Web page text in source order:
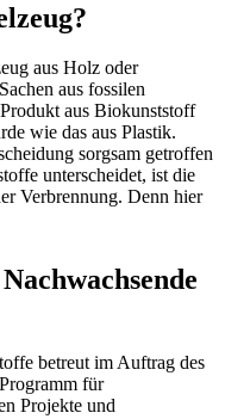
aus Holz oder
aus fossilen
aus Biokunststoff
wie das aus Plastik.
sorgsam getroffen
unterscheidet, ist die
Verbrennung. Denn hier
betreut im Auftrag des
für
Projekte und